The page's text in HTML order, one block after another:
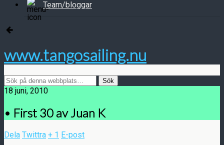
Team/bloggar
www.tangosailing.nu
18 juni, 2010
• First 30 av Juan K
Dela Twittra + 1 E-post